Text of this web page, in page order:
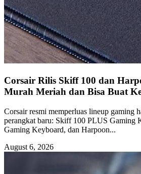
Corsair Rilis Skiff 100 dan
Murah Meriah dan Bisa Buat
Corsair resmi memperluas lineup gaming
perangkat baru: Skiff 100 PLUS Gaming
Gaming Keyboard, dan Harpoon...
August 6, 2026